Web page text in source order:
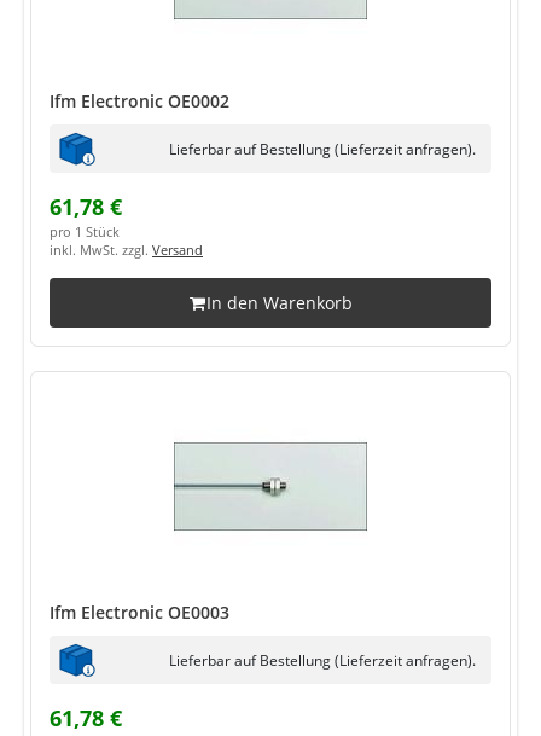
Ifm Electronic OE0002
Lieferbar auf Bestellung (Lieferzeit anfragen).
61,78 €
pro 1 Stück
inkl. MwSt. zzgl. Versand
In den Warenkorb
Ifm Electronic OE0003
Lieferbar auf Bestellung (Lieferzeit anfragen).
61,78 €